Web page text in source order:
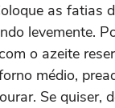
as fatias
levemente.
o azeite
médio,
Se quiser,